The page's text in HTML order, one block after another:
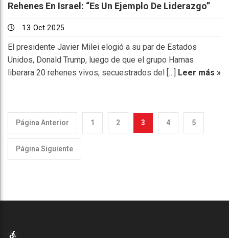
Rehenes En Israel: “Es Un Ejemplo De Liderazgo”
13 Oct 2025
El presidente Javier Milei elogió a su par de Estados
Unidos, Donald Trump, luego de que el grupo Hamas
liberara 20 rehenes vivos, secuestrados del […] Leer más »
Página Anterior 1 2 3 4 5
Página Siguiente